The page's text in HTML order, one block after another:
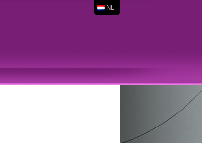
NL